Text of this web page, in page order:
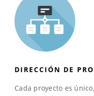
DIRECCIÓN DE
Cada proyecto es